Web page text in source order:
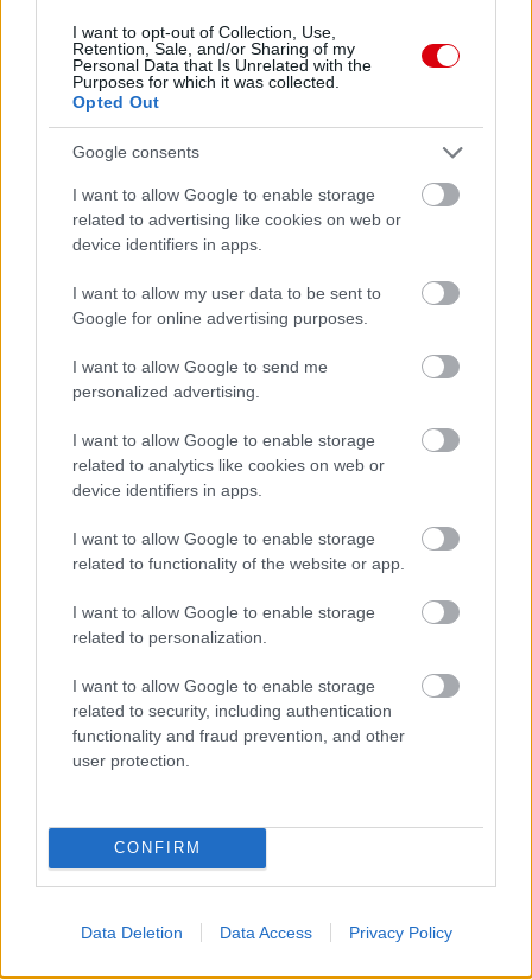
I want to opt-out of Collection, Use,
Retention, Sale, and/or Sharing of my
Personal Data that Is Unrelated with the
Purposes for which it was collected.
Opted Out
Google consents
I want to allow Google to enable storage
related to advertising like cookies on web or
device identifiers in apps.
I want to allow my user data to be sent to
Google for online advertising purposes.
I want to allow Google to send me
personalized advertising.
I want to allow Google to enable storage
related to analytics like cookies on web or
device identifiers in apps.
I want to allow Google to enable storage
related to functionality of the website or app.
I want to allow Google to enable storage
related to personalization.
I want to allow Google to enable storage
related to security, including authentication
functionality and fraud prevention, and other
user protection.
CONFIRM
Data Deletion Data Access Privacy Policy
Támogatás
Kapcsolódó hírek
PLETYKÁK, ÁTIGAZOLÁSOK
UNITED TIELEMANSRÓL
ANDREY SANTOSRÓL
MEGEGYEZETT A UNITED A
EGYEZSÉG SZÜLETETT